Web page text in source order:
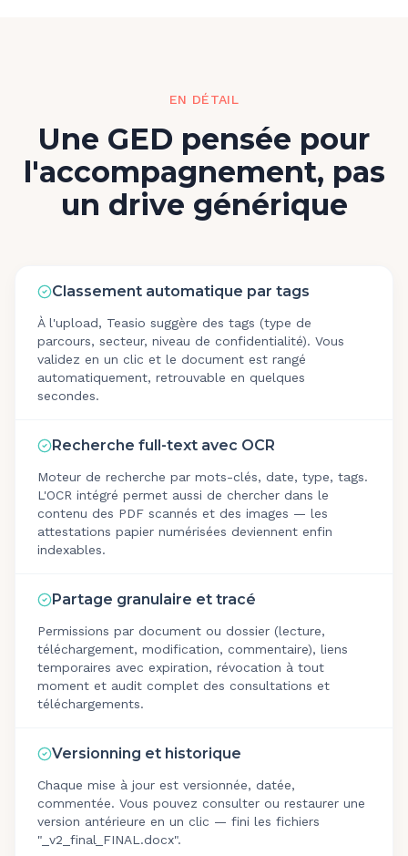
EN DÉTAIL
Une GED pensée pour
l'accompagnement, pas
un drive générique
Classement automatique par tags
À l'upload, Teasio suggère des tags (type de
parcours, secteur, niveau de confidentialité). Vous
validez en un clic et le document est rangé
automatiquement, retrouvable en quelques
secondes.
Recherche full-text avec OCR
Moteur de recherche par mots-clés, date, type, tags.
L'OCR intégré permet aussi de chercher dans le
contenu des PDF scannés et des images — les
attestations papier numérisées deviennent enfin
indexables.
Partage granulaire et tracé
Permissions par document ou dossier (lecture,
téléchargement, modification, commentaire), liens
temporaires avec expiration, révocation à tout
moment et audit complet des consultations et
téléchargements.
Versionning et historique
Chaque mise à jour est versionnée, datée,
commentée. Vous pouvez consulter ou restaurer une
version antérieure en un clic — fini les fichiers
"_v2_final_FINAL.docx".